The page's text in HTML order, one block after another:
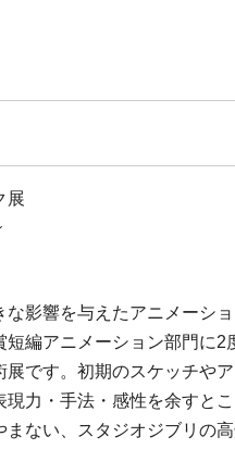
展
な影響を与えたアニメーシ
短編アニメーション部門に
展です。初期のスケッチや
力・手法・感性を余すと
まない、スタジオジブリの